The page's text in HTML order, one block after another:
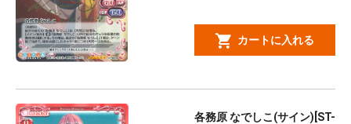
カートに入れる
各務原 なでしこ(サイン)[ST-